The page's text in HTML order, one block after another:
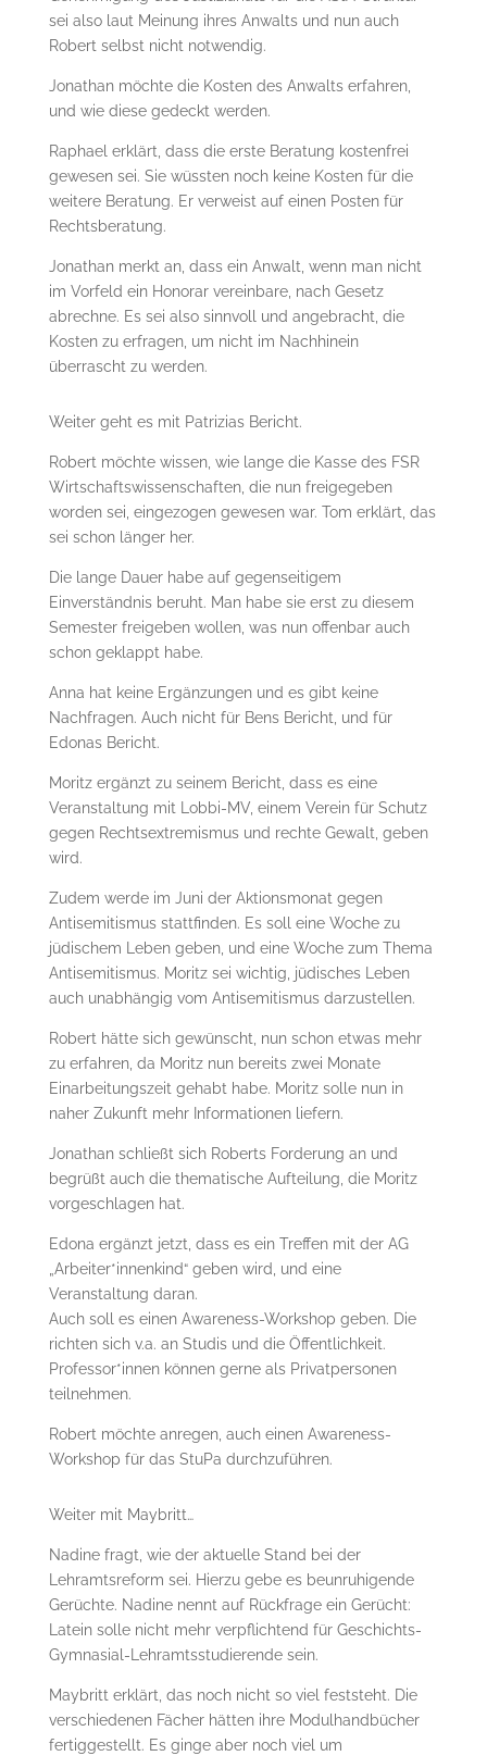
sei also laut Meinung ihres Anwalts und nun auch
Robert selbst nicht notwendig.
Jonathan möchte die Kosten des Anwalts erfahren,
und wie diese gedeckt werden.
Raphael erklärt, dass die erste Beratung kostenfrei
gewesen sei. Sie wüssten noch keine Kosten für die
weitere Beratung. Er verweist auf einen Posten für
Rechtsberatung.
Jonathan merkt an, dass ein Anwalt, wenn man nicht
im Vorfeld ein Honorar vereinbare, nach Gesetz
abrechne. Es sei also sinnvoll und angebracht, die
Kosten zu erfragen, um nicht im Nachhinein
überrascht zu werden.
Weiter geht es mit Patrizias Bericht.
Robert möchte wissen, wie lange die Kasse des FSR
Wirtschaftswissenschaften, die nun freigegeben
worden sei, eingezogen gewesen war. Tom erklärt, das
sei schon länger her.
Die lange Dauer habe auf gegenseitigem
Einverständnis beruht. Man habe sie erst zu diesem
Semester freigeben wollen, was nun offenbar auch
schon geklappt habe.
Anna hat keine Ergänzungen und es gibt keine
Nachfragen. Auch nicht für Bens Bericht, und für
Edonas Bericht.
Moritz ergänzt zu seinem Bericht, dass es eine
Veranstaltung mit Lobbi-MV, einem Verein für Schutz
gegen Rechtsextremismus und rechte Gewalt, geben
wird.
Zudem werde im Juni der Aktionsmonat gegen
Antisemitismus stattfinden. Es soll eine Woche zu
jüdischem Leben geben, und eine Woche zum Thema
Antisemitismus. Moritz sei wichtig, jüdisches Leben
auch unabhängig vom Antisemitismus darzustellen.
Robert hätte sich gewünscht, nun schon etwas mehr
zu erfahren, da Moritz nun bereits zwei Monate
Einarbeitungszeit gehabt habe. Moritz solle nun in
naher Zukunft mehr Informationen liefern.
Jonathan schließt sich Roberts Forderung an und
begrüßt auch die thematische Aufteilung, die Moritz
vorgeschlagen hat.
Edona ergänzt jetzt, dass es ein Treffen mit der AG
„Arbeiter*innenkind“ geben wird, und eine
Veranstaltung daran.
Auch soll es einen Awareness-Workshop geben. Die
richten sich v.a. an Studis und die Öffentlichkeit.
Professor*innen können gerne als Privatpersonen
teilnehmen.
Robert möchte anregen, auch einen Awareness-
Workshop für das StuPa durchzuführen.
Weiter mit Maybritt…
Nadine fragt, wie der aktuelle Stand bei der
Lehramtsreform sei. Hierzu gebe es beunruhigende
Gerüchte. Nadine nennt auf Rückfrage ein Gerücht:
Latein solle nicht mehr verpflichtend für Geschichts-
Gymnasial-Lehramtsstudierende sein.
Maybritt erklärt, das noch nicht so viel feststeht. Die
verschiedenen Fächer hätten ihre Modulhandbücher
fertiggestellt. Es ginge aber noch viel um